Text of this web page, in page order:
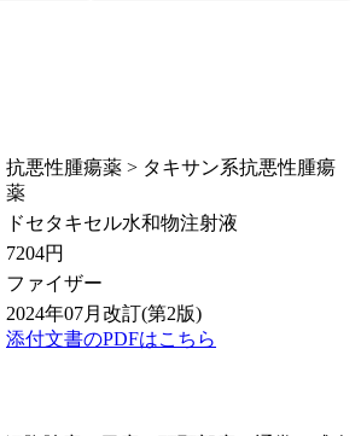
抗悪性腫瘍薬 > タキサン系抗悪性腫瘍
薬
ドセタキセル水和物注射液
7204円
ファイザー
2024年07月改訂(第2版)
添付文書のPDFはこちら